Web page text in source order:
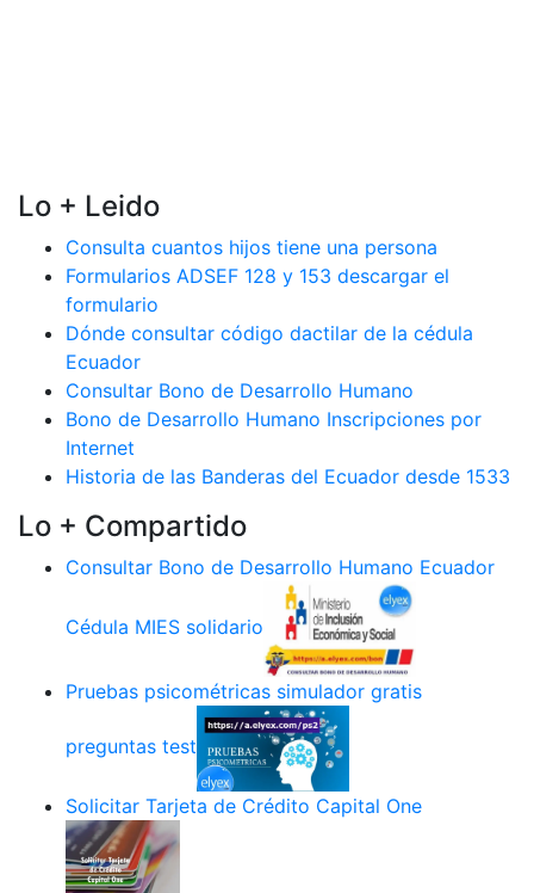
Lo + Leido
Consulta cuantos hijos tiene una persona
Formularios ADSEF 128 y 153 descargar el
formulario
Dónde consultar código dactilar de la cédula
Ecuador
Consultar Bono de Desarrollo Humano
Bono de Desarrollo Humano Inscripciones por
Internet
Historia de las Banderas del Ecuador desde 1533
Lo + Compartido
Consultar Bono de Desarrollo Humano Ecuador
Cédula MIES solidario
Pruebas psicométricas simulador gratis
preguntas test
Solicitar Tarjeta de Crédito Capital One